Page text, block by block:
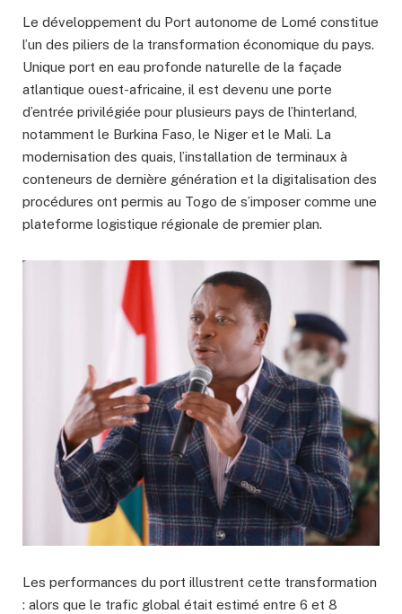
Le développement du Port autonome de Lomé constitue
l’un des piliers de la transformation économique du pays.
Unique port en eau profonde naturelle de la façade
atlantique ouest-africaine, il est devenu une porte
d’entrée privilégiée pour plusieurs pays de l’hinterland,
notamment le Burkina Faso, le Niger et le Mali. La
modernisation des quais, l’installation de terminaux à
conteneurs de dernière génération et la digitalisation des
procédures ont permis au Togo de s’imposer comme une
plateforme logistique régionale de premier plan.
Les performances du port illustrent cette transformation
: alors que le trafic global était estimé entre 6 et 8